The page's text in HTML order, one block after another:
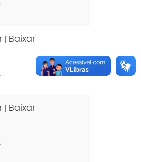
| Baixar
| Baixar